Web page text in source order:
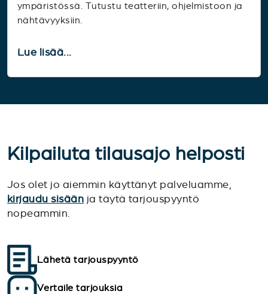
ympäristössä. Tutustu teatteriin, ohjelmistoon ja
nähtävyyksiin.
Lue lisää...
Kilpailuta tilausajo helposti
Jos olet jo aiemmin käyttänyt palveluamme,
kirjaudu sisään ja täytä tarjouspyyntö
nopeammin.
Lähetä tarjouspyyntö
Vertaile tarjouksia